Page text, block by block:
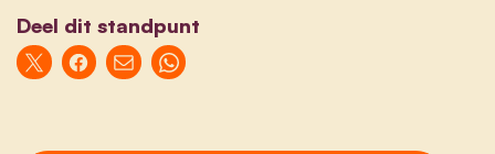
Deel dit standpunt